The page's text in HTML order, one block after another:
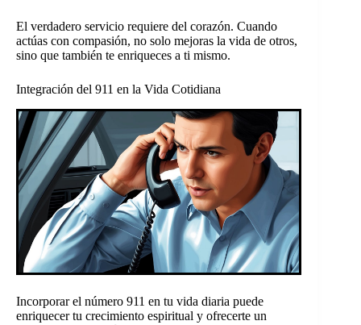
El verdadero servicio requiere del corazón. Cuando
actúas con compasión, no solo mejoras la vida de otros,
sino que también te enriqueces a ti mismo.
Integración del 911 en la Vida Cotidiana
Incorporar el número 911 en tu vida diaria puede
enriquecer tu crecimiento espiritual y ofrecerte un